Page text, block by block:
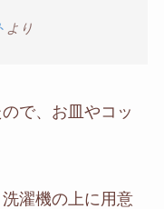
より
で、お皿やコッ
濯機の上に用意